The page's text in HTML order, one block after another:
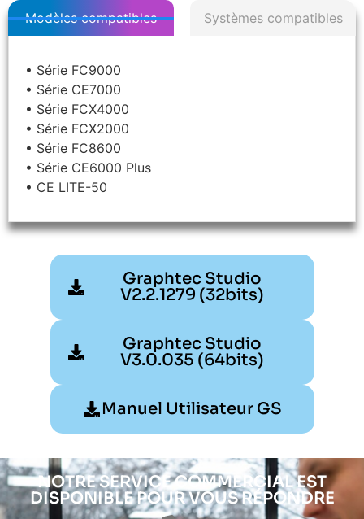
Modèles compatibles Systèmes compatibles
• Série FC9000
• Série CE7000
• Série FCX4000
• Série FCX2000
• Série FC8600
• Série CE6000 Plus
• CE LITE-50
Graphtec Studio
V2.2.1279 (32bits)
Graphtec Studio
V3.0.035 (64bits)
Manuel Utilisateur GS
NOTRE SERVICE COMMERCIAL EST
DISPONIBLE POUR VOUS RÉPONDRE